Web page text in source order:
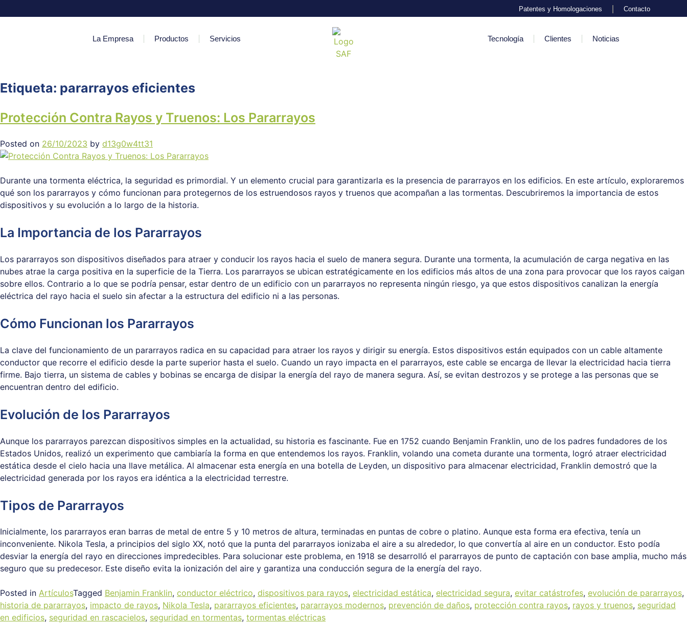
Patentes y Homologaciones Contacto
La Empresa Productos Servicios Tecnología Clientes Noticias
Etiqueta: pararrayos eficientes
Protección Contra Rayos y Truenos: Los Pararrayos
Posted on 26/10/2023 by d13g0w4tt31
Durante una tormenta eléctrica, la seguridad es primordial. Y un elemento crucial para garantizarla es la presencia de pararrayos en los edificios. En este artículo, exploraremos
qué son los pararrayos y cómo funcionan para protegernos de los estruendosos rayos y truenos que acompañan a las tormentas. Descubriremos la importancia de estos
dispositivos y su evolución a lo largo de la historia.
La Importancia de los Pararrayos
Los pararrayos son dispositivos diseñados para atraer y conducir los rayos hacia el suelo de manera segura. Durante una tormenta, la acumulación de carga negativa en las
nubes atrae la carga positiva en la superficie de la Tierra. Los pararrayos se ubican estratégicamente en los edificios más altos de una zona para provocar que los rayos caigan
sobre ellos. Contrario a lo que se podría pensar, estar dentro de un edificio con un pararrayos no representa ningún riesgo, ya que estos dispositivos canalizan la energía
eléctrica del rayo hacia el suelo sin afectar a la estructura del edificio ni a las personas.
Cómo Funcionan los Pararrayos
La clave del funcionamiento de un pararrayos radica en su capacidad para atraer los rayos y dirigir su energía. Estos dispositivos están equipados con un cable altamente
conductor que recorre el edificio desde la parte superior hasta el suelo. Cuando un rayo impacta en el pararrayos, este cable se encarga de llevar la electricidad hacia tierra
firme. Bajo tierra, un sistema de cables y bobinas se encarga de disipar la energía del rayo de manera segura. Así, se evitan destrozos y se protege a las personas que se
encuentran dentro del edificio.
Evolución de los Pararrayos
Aunque los pararrayos parezcan dispositivos simples en la actualidad, su historia es fascinante. Fue en 1752 cuando Benjamin Franklin, uno de los padres fundadores de los
Estados Unidos, realizó un experimento que cambiaría la forma en que entendemos los rayos. Franklin, volando una cometa durante una tormenta, logró atraer electricidad
estática desde el cielo hacia una llave metálica. Al almacenar esta energía en una botella de Leyden, un dispositivo para almacenar electricidad, Franklin demostró que la
electricidad generada por los rayos era idéntica a la electricidad terrestre.
Tipos de Pararrayos
Inicialmente, los pararrayos eran barras de metal de entre 5 y 10 metros de altura, terminadas en puntas de cobre o platino. Aunque esta forma era efectiva, tenía un
inconveniente. Nikola Tesla, a principios del siglo XX, notó que la punta del pararrayos ionizaba el aire a su alrededor, lo que convertía al aire en un conductor. Esto podía
desviar la energía del rayo en direcciones impredecibles. Para solucionar este problema, en 1918 se desarrolló el pararrayos de punto de captación con base amplia, mucho más
seguro que su predecesor. Este diseño evita la ionización del aire y garantiza una conducción segura de la energía del rayo.
Posted in ArtículosTagged Benjamin Franklin, conductor eléctrico, dispositivos para rayos, electricidad estática, electricidad segura, evitar catástrofes, evolución de pararrayos,
historia de pararrayos, impacto de rayos, Nikola Tesla, pararrayos eficientes, pararrayos modernos, prevención de daños, protección contra rayos, rayos y truenos, seguridad
en edificios, seguridad en rascacielos, seguridad en tormentas, tormentas eléctricas